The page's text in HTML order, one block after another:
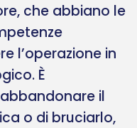
che abbiano le
l’operazione in
È
il
o di bruciarlo,